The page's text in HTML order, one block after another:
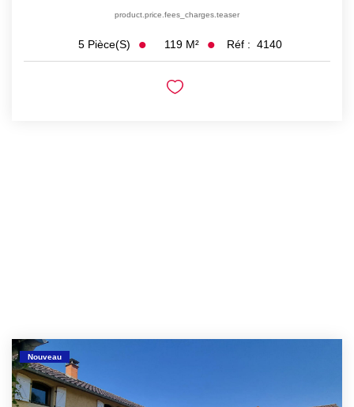
product.price.fees_charges.teaser
5 Pièce(s) 119 M² Réf : 4140
Nouveau